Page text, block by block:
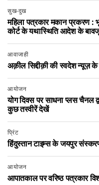
सुख-दुख
महिला पत्रकार मकान प्रकरण :
कोर्ट के यथास्थिति आदेश के
आवाजाही
अक़ील सिद्दीक़ी की स्वदेश न्यूज़ के
आयोजन
योग दिवस पर साधना प्लस चैनल
कुछ तस्वीरें देखें
प्रिंट
हिंदुस्तान टाइम्स के जयपुर
आयोजन
आपातकाल पर वरिष्ठ पत्रकार